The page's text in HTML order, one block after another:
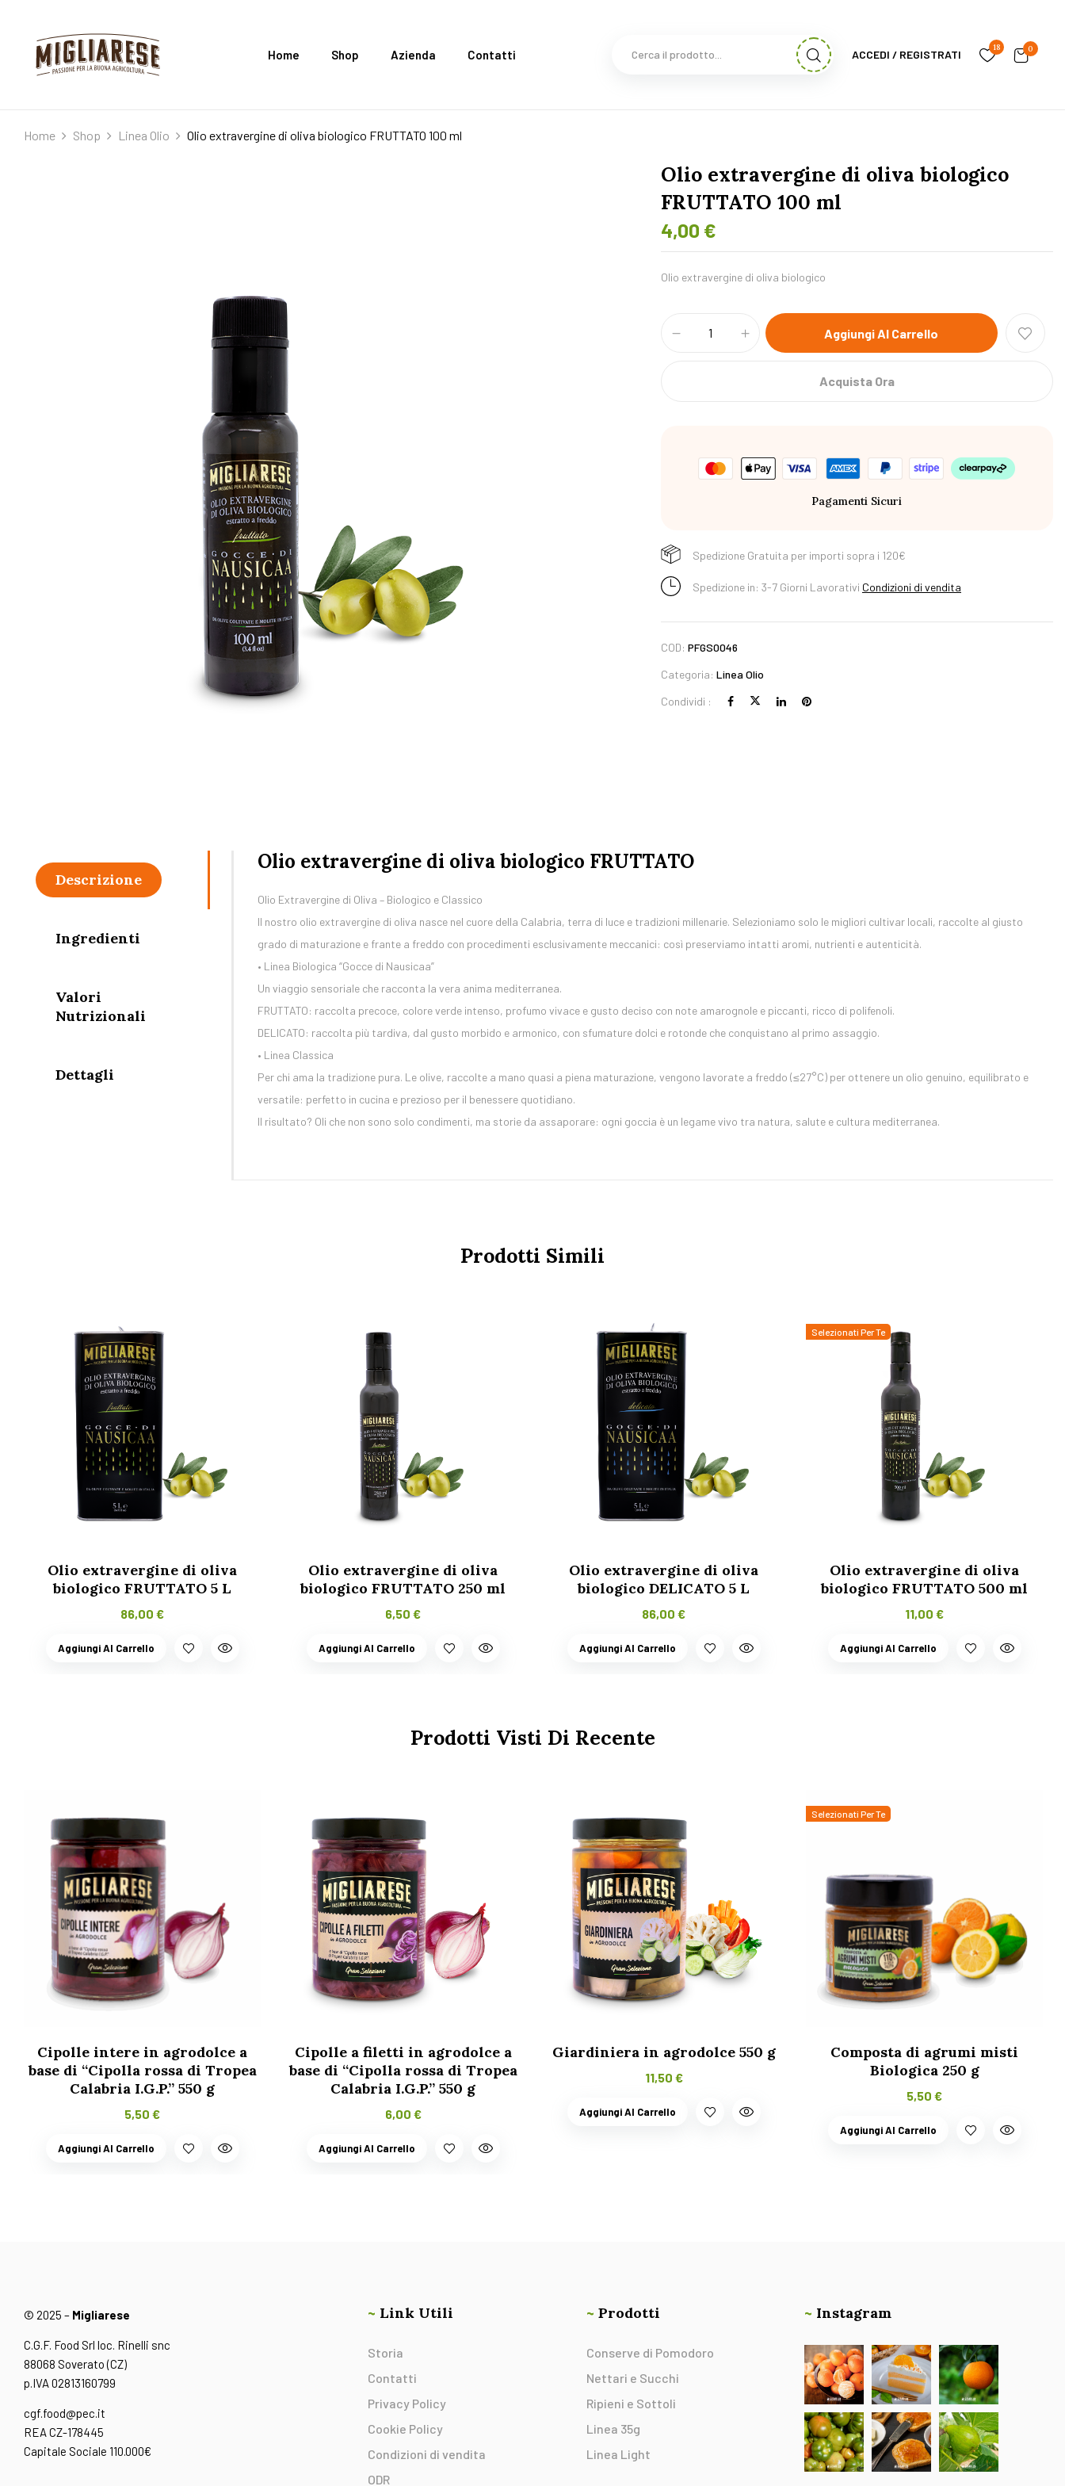
Home Shop Azienda Contatti ACCEDI / REGISTRATI 18 0
Home Shop Linea Olio Olio extravergine di oliva biologico FRUTTATO 100 ml
Olio extravergine di oliva biologico
FRUTTATO 100 ml
4,00 €
Olio extravergine di oliva biologico
Aggiungi Al Carrello
Acquista Ora
Pagamenti Sicuri
Spedizione Gratuita per importi sopra i 120€
Spedizione in: 3-7 Giorni Lavorativi Condizioni di vendita
COD: PFGS0046
Categoria: Linea Olio
Condividi :
Descrizione
Ingredienti
Valori
Nutrizionali
Dettagli
Olio extravergine di oliva biologico FRUTTATO
Olio Extravergine di Oliva – Biologico e Classico
Il nostro olio extravergine di oliva nasce nel cuore della Calabria, terra di luce e tradizioni millenarie. Selezioniamo solo le migliori cultivar locali, raccolte al giusto
grado di maturazione e frante a freddo con procedimenti esclusivamente meccanici: così preserviamo intatti aromi, nutrienti e autenticità.
• Linea Biologica “Gocce di Nausicaa”
Un viaggio sensoriale che racconta la vera anima mediterranea.
FRUTTATO: raccolta precoce, colore verde intenso, profumo vivace e gusto deciso con note amarognole e piccanti, ricco di polifenoli.
DELICATO: raccolta più tardiva, dal gusto morbido e armonico, con sfumature dolci e rotonde che conquistano al primo assaggio.
• Linea Classica
Per chi ama la tradizione pura. Le olive, raccolte a mano quasi a piena maturazione, vengono lavorate a freddo (≤27°C) per ottenere un olio genuino, equilibrato e
versatile: perfetto in cucina e prezioso per il benessere quotidiano.
Il risultato? Oli che non sono solo condimenti, ma storie da assaporare: ogni goccia è un legame vivo tra natura, salute e cultura mediterranea.
Prodotti Simili
Olio extravergine di oliva
biologico FRUTTATO 5 L
86,00 €
Aggiungi Al Carrello
Olio extravergine di oliva
biologico FRUTTATO 250 ml
6,50 €
Aggiungi Al Carrello
Olio extravergine di oliva
biologico DELICATO 5 L
86,00 €
Aggiungi Al Carrello
Selezionati Per Te
Olio extravergine di oliva
biologico FRUTTATO 500 ml
11,00 €
Aggiungi Al Carrello
Prodotti Visti Di Recente
Cipolle intere in agrodolce a
base di “Cipolla rossa di Tropea
Calabria I.G.P.” 550 g
5,50 €
Aggiungi Al Carrello
Cipolle a filetti in agrodolce a
base di “Cipolla rossa di Tropea
Calabria I.G.P.” 550 g
6,00 €
Aggiungi Al Carrello
Giardiniera in agrodolce 550 g
11,50 €
Aggiungi Al Carrello
Selezionati Per Te
Composta di agrumi misti
Biologica 250 g
5,50 €
Aggiungi Al Carrello
© 2025 – Migliarese
C.G.F. Food Srl loc. Rinelli snc
88068 Soverato (CZ)
p.IVA 02813160799
cgf.food@pec.it
REA CZ-178445
Capitale Sociale 110.000€
~ Link Utili
Storia
Contatti
Privacy Policy
Cookie Policy
Condizioni di vendita
ODR
~ Prodotti
Conserve di Pomodoro
Nettari e Succhi
Ripieni e Sottoli
Linea 35g
Linea Light
~ Instagram